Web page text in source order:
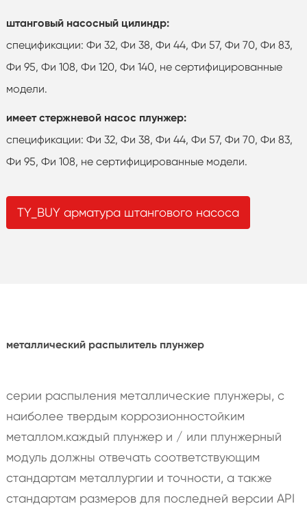
штанговый насосный цилиндр:
спецификации: Фи 32, Фи 38, Фи 44, Фи 57, Фи 70, Фи 83,
Фи 95, Фи 108, Фи 120, Фи 140, не сертифицированные
модели.
имеет стержневой насос плунжер:
спецификации: Фи 32, Фи 38, Фи 44, Фи 57, Фи 70, Фи 83,
Фи 95, Фи 108, не сертифицированные модели.
TY_BUY арматура штангового насоса
металлический распылитель плунжер
серии распыления металлические плунжеры, с
наиболее твердым коррозионностойким
металлом.каждый плунжер и / или плунжерный
модуль должны отвечать соответствующим
стандартам металлургии и точности, а также
стандартам размеров для последней версии API